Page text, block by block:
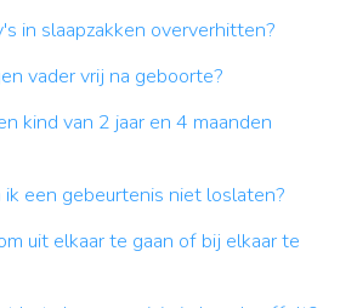
in slaapzakken oververhitten?
vader vrij na geboorte?
kind van 2 jaar en 4 maanden
ik een gebeurtenis niet loslaten?
uit elkaar te gaan of bij elkaar te